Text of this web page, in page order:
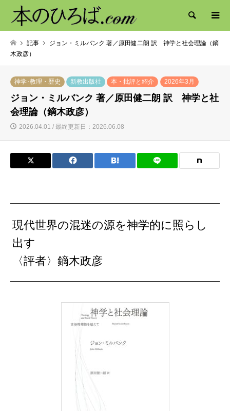
検索
記事
ジョン・ミルバンク 著／原田健二朗 訳 神学と社会理論（鏑
木政彦）
神学･教理・歴史 新教出版社 本・批評と紹介 2026年3月
ジョン・ミルバンク 著／原田健二朗 訳 神学と社
会理論（鏑木政彦）
2026.04.01 / 最終更新日：2026.06.08
現代世界の混迷の源を神学的に照らし
出す
〈評者〉鏑木政彦